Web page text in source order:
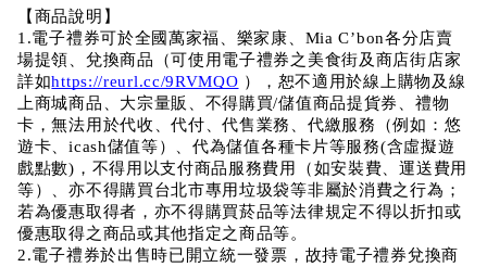
【商品說明】
1.電子禮券可於全國萬家福、樂家康、Mia C’bon各分店賣
場提領、兌換商品（可使用電子禮券之美食街及商店街店家
詳如https://reurl.cc/9RVMQO ），恕不適用於線上購物及線
上商城商品、大宗量販、不得購買/儲值商品提貨券、禮物
卡，無法用於代收、代付、代售業務、代繳服務（例如：悠
遊卡、icash儲值等）、代為儲值各種卡片等服務(含虛擬遊
戲點數)，不得用以支付商品服務費用（如安裝費、運送費用
等）、亦不得購買台北市專用垃圾袋等非屬於消費之行為；
若為優惠取得者，亦不得購買菸品等法律規定不得以折扣或
優惠取得之商品或其他指定之商品等。
2.電子禮券於出售時已開立統一發票，故持電子禮券兌換商